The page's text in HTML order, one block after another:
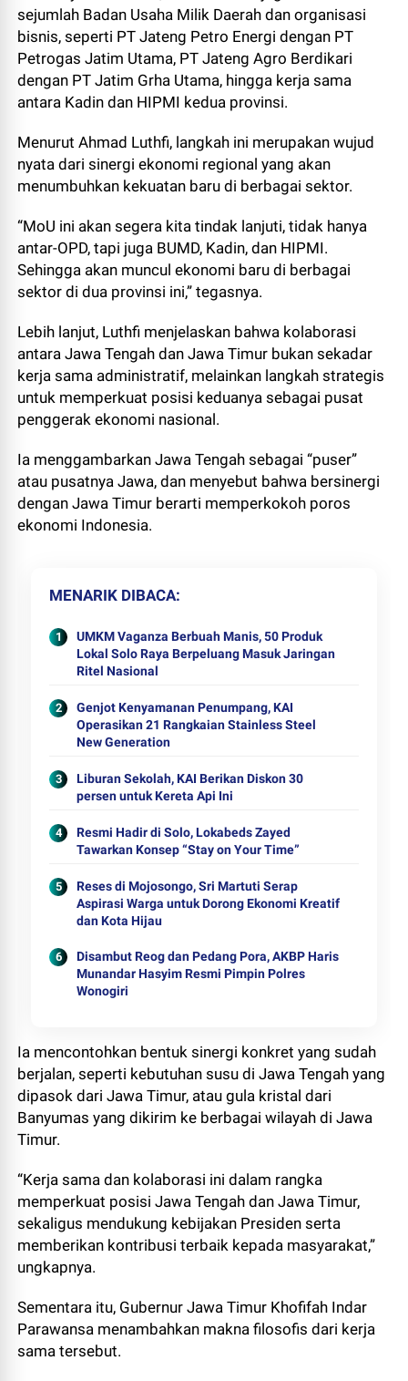
sejumlah Badan Usaha Milik Daerah dan organisasi
bisnis, seperti PT Jateng Petro Energi dengan PT
Petrogas Jatim Utama, PT Jateng Agro Berdikari
dengan PT Jatim Grha Utama, hingga kerja sama
antara Kadin dan HIPMI kedua provinsi.
Menurut Ahmad Luthfi, langkah ini merupakan wujud
nyata dari sinergi ekonomi regional yang akan
menumbuhkan kekuatan baru di berbagai sektor.
“MoU ini akan segera kita tindak lanjuti, tidak hanya
antar-OPD, tapi juga BUMD, Kadin, dan HIPMI.
Sehingga akan muncul ekonomi baru di berbagai
sektor di dua provinsi ini,” tegasnya.
Lebih lanjut, Luthfi menjelaskan bahwa kolaborasi
antara Jawa Tengah dan Jawa Timur bukan sekadar
kerja sama administratif, melainkan langkah strategis
untuk memperkuat posisi keduanya sebagai pusat
penggerak ekonomi nasional.
Ia menggambarkan Jawa Tengah sebagai “puser”
atau pusatnya Jawa, dan menyebut bahwa bersinergi
dengan Jawa Timur berarti memperkokoh poros
ekonomi Indonesia.
MENARIK DIBACA
UMKM Vaganza Berbuah Manis, 50 Produk
Lokal Solo Raya Berpeluang Masuk Jaringan
Ritel Nasional
Genjot Kenyamanan Penumpang, KAI
Operasikan 21 Rangkaian Stainless Steel
New Generation
Liburan Sekolah, KAI Berikan Diskon 30
persen untuk Kereta Api Ini
Resmi Hadir di Solo, Lokabeds Zayed
Tawarkan Konsep “Stay on Your Time”
Reses di Mojosongo, Sri Martuti Serap
Aspirasi Warga untuk Dorong Ekonomi Kreatif
dan Kota Hijau
Disambut Reog dan Pedang Pora, AKBP Haris
Munandar Hasyim Resmi Pimpin Polres
Wonogiri
Ia mencontohkan bentuk sinergi konkret yang sudah
berjalan, seperti kebutuhan susu di Jawa Tengah yang
dipasok dari Jawa Timur, atau gula kristal dari
Banyumas yang dikirim ke berbagai wilayah di Jawa
Timur.
“Kerja sama dan kolaborasi ini dalam rangka
memperkuat posisi Jawa Tengah dan Jawa Timur,
sekaligus mendukung kebijakan Presiden serta
memberikan kontribusi terbaik kepada masyarakat,”
ungkapnya.
Sementara itu, Gubernur Jawa Timur Khofifah Indar
Parawansa menambahkan makna filosofis dari kerja
sama tersebut.